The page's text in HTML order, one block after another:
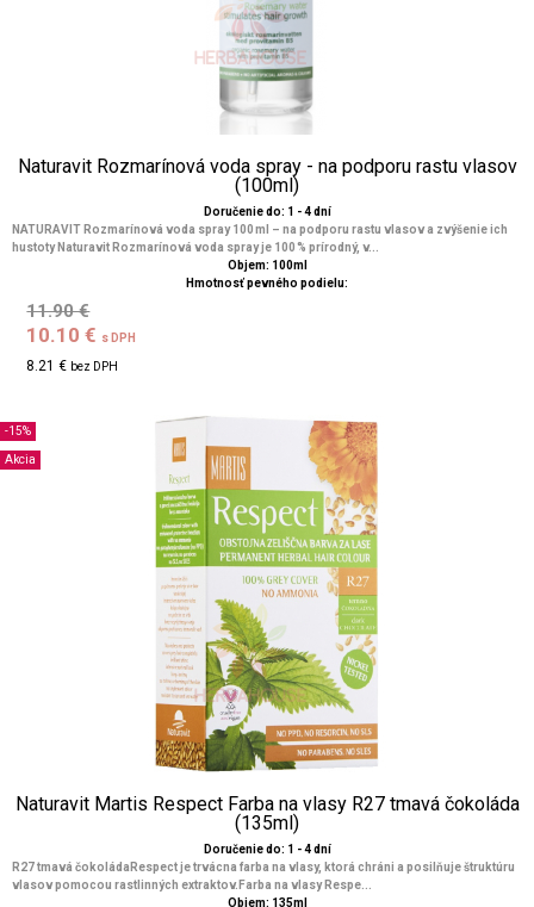
Naturavit Rozmarínová voda spray - na podporu rastu vlasov
(100ml)
Doručenie do: 1 - 4 dní
NATURAVIT Rozmarínová voda spray 100 ml – na podporu rastu vlasov a zvýšenie ich
hustoty Naturavit Rozmarínová voda spray je 100 % prírodný, v...
Objem: 100ml
Hmotnosť pevného podielu:
11.90 €
10.10 € s DPH
8.21 € bez DPH
-15%
Akcia
Naturavit Martis Respect Farba na vlasy R27 tmavá čokoláda
(135ml)
Doručenie do: 1 - 4 dní
R27 tmavá čokoládaRespect je trvácna farba na vlasy, ktorá chráni a posilňuje štruktúru
vlasov pomocou rastlinných extraktov.Farba na vlasy Respe...
Objem: 135ml